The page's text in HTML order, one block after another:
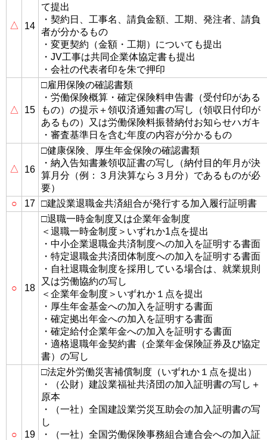
△ 14
て提出
・契約日、工事名、請負金額、工期、発注者、請負
者が分かるもの
・変更契約（金額・工期）についても提出
・JV工事は共同企業体協定書も提出
・会社の代表者印を朱で押印
△ 15
□雇用保険の確認書類
・労働保険概算・確定保険料申告書（受付印がある
もの）の提示＋領収済通知書の写し（領収日付印が
あるもの）又は労働保険料振替納付お知らせハガキ
・審査基準日を含む年度の内容が分かるもの
△ 16
□健康保険、厚生年金保険の確認書類
・納入告知書兼領収証書の写し（納付目的年月が決
算月分（例：３月決算なら３月分）であるものが必
要）
○
17 □建設業退職金共済組合が発行する加入履行証明書
○ 18
□退職一時金制度又は企業年金制度
＜退職一時金制度＞いずれか1点を提出
・中小企業退職金共済制度への加入を証明する書面
・特定退職金共済団体制度への加入を証明する書面
・自社退職金制度を採用している場合は、就業規則
又は労働協約の写し
＜企業年金制度＞いずれか１点を提出
・厚生年金基金への加入を証明する書面
・確定拠出年金への加入を証明する書面
・確定給付企業年金への加入を証明する書面
・適格退職年金契約書（企業年金保険証券及び協定
書）の写し
○ 19
□法定外労働災害補償制度（いずれか１点を提出）
・（公財）建設業福祉共済団の加入証明書の写し＋
原本
・（一社）全国建設業労災互助会の加入証明書の写
し
・（一社）全国労働保険事務組合連合会への加入証